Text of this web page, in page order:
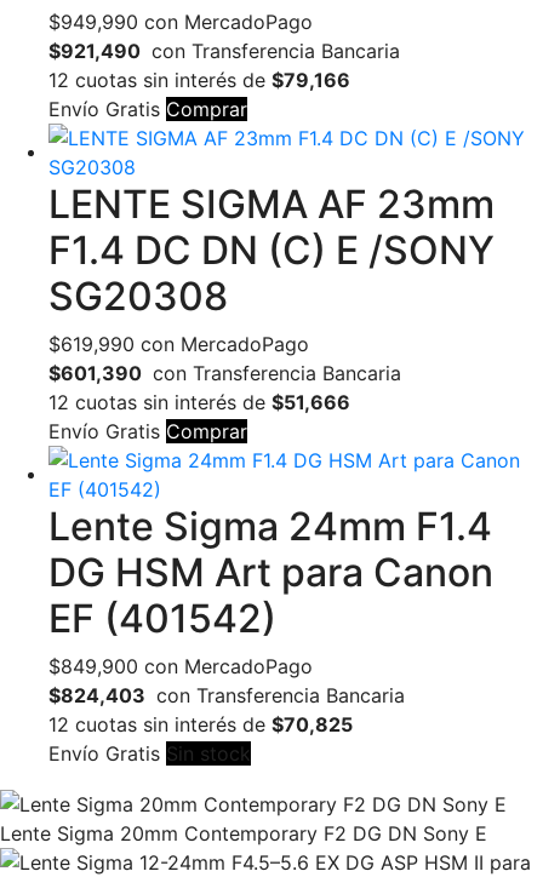
$949,990 con MercadoPago
$921,490 con Transferencia Bancaria
12 cuotas sin interés de $79,166
Envío Gratis Comprar
LENTE SIGMA AF 23mm
F1.4 DC DN (C) E /SONY
SG20308
$619,990 con MercadoPago
$601,390 con Transferencia Bancaria
12 cuotas sin interés de $51,666
Envío Gratis Comprar
Lente Sigma 24mm F1.4
DG HSM Art para Canon
EF (401542)
$849,900 con MercadoPago
$824,403 con Transferencia Bancaria
12 cuotas sin interés de $70,825
Envío Gratis Sin stock
Lente Sigma 20mm Contemporary F2 DG DN Sony E